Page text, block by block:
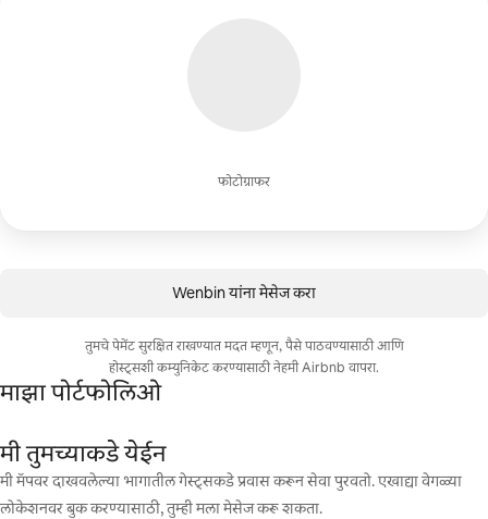
फोटोग्राफर
Wenbin यांना मेसेज करा
तुमचे पेमेंट सुरक्षित राखण्यात मदत म्हणून, पैसे पाठवण्यासाठी आणि
होस्ट्सशी कम्युनिकेट करण्यासाठी नेहमी Airbnb वापरा.
माझा पोर्टफोलिओ
मी तुमच्याकडे येईन
मी मॅपवर दाखवलेल्या भागातील गेस्ट्सकडे प्रवास करून सेवा पुरवतो. एखाद्या वेगळ्या
लोकेशनवर बुक करण्यासाठी, तुम्ही मला मेसेज करू शकता.